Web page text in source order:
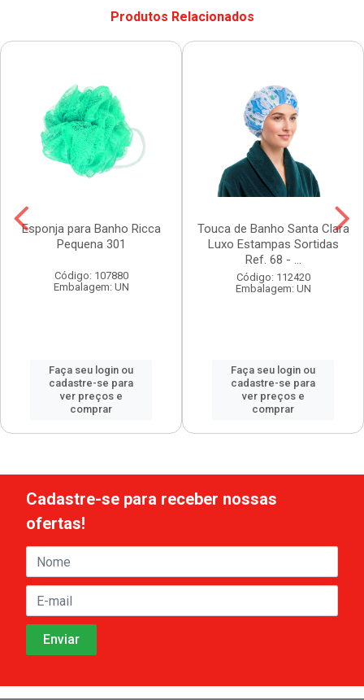
Produtos Relacionados
Esponja para Banho Ricca
Pequena 301
Código: 107880
Embalagem: UN
Faça seu login ou
cadastre-se para
ver preços e
comprar
Touca de Banho Santa Clara
Luxo Estampas Sortidas
Ref. 68 - ...
Código: 112420
Embalagem: UN
Faça seu login ou
cadastre-se para
ver preços e
comprar
Cadastre-se para receber nossas
ofertas!